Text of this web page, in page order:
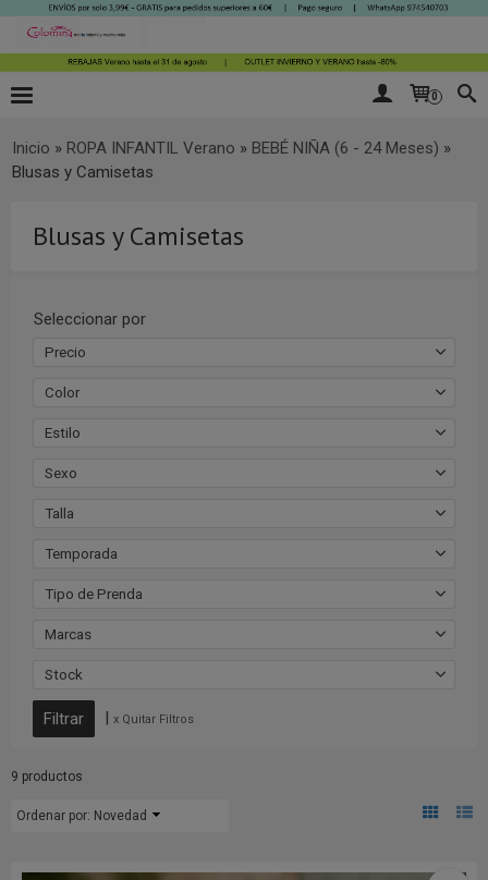
0
Inicio » ROPA INFANTIL Verano » BEBÉ NIÑA (6 - 24 Meses) »
Blusas y Camisetas
Blusas y Camisetas
Seleccionar por
Precio
Color
Estilo
Sexo
Talla
Temporada
Tipo de Prenda
Marcas
Stock
| x Quitar Filtros
9 productos
Ordenar por: Novedad